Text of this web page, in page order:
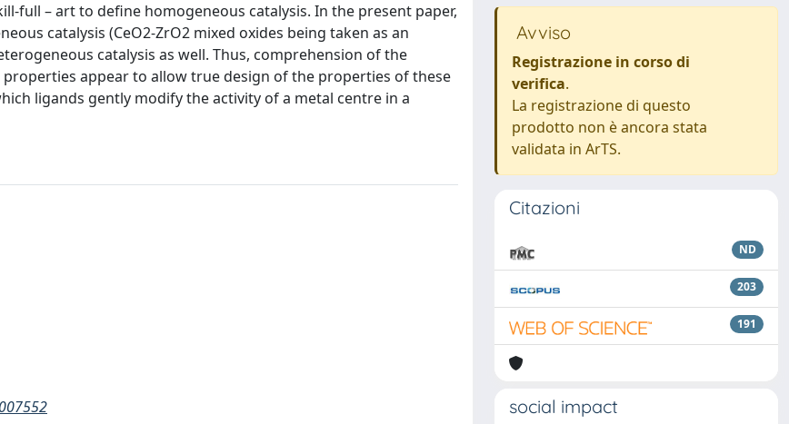
full – art to define homogeneous catalysis. In the present paper,
catalysis (CeO2-ZrO2 mixed oxides being taken as an
catalysis as well. Thus, comprehension of the
appear to allow true design of the properties of these
ligands gently modify the activity of a metal centre in a
Avviso
Registrazione in corso di
verifica.
La registrazione di questo
prodotto non è ancora stata
validata in ArTS.
Citazioni
ND
203
191
social impact